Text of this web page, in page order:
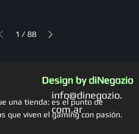
1 / 88
una tienda: es el punto de
que viven el gaming con pasión.
Design by diNegozio
info@dinegozio.
com.ar